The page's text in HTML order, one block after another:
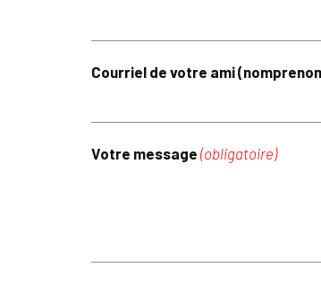
Courriel de votre ami
Votre message (obligatoire)